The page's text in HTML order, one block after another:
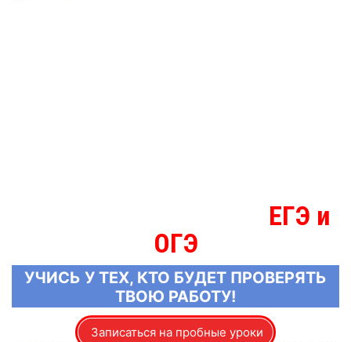
ЕГЭ и
ОГЭ
УЧИСЬ У ТЕХ, КТО БУДЕТ ПРОВЕРЯТЬ
ТВОЮ РАБОТУ!
Записаться на пробные уроки